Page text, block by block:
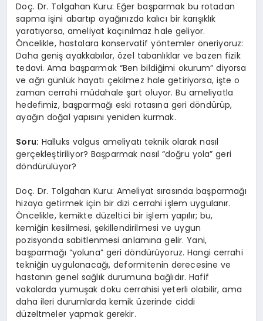
Doç. Dr. Tolgahan Kuru: Eğer başparmak bu rotadan
sapma işini abartıp ayağınızda kalıcı bir karışıklık
yaratıyorsa, ameliyat kaçınılmaz hale geliyor.
Öncelikle, hastalara konservatif yöntemler öneriyoruz:
Daha geniş ayakkabılar, özel tabanlıklar ve bazen fizik
tedavi. Ama başparmak “Ben bildiğimi okurum” diyorsa
ve ağrı günlük hayatı çekilmez hale getiriyorsa, işte o
zaman cerrahi müdahale şart oluyor. Bu ameliyatla
hedefimiz, başparmağı eski rotasına geri döndürüp,
ayağın doğal yapısını yeniden kurmak.
Soru: Halluks valgus ameliyatı teknik olarak nasıl
gerçekleştiriliyor? Başparmak nasıl “doğru yola” geri
döndürülüyor?
Doç. Dr. Tolgahan Kuru: Ameliyat sırasında başparmağı
hizaya getirmek için bir dizi cerrahi işlem uygulanır.
Öncelikle, kemikte düzeltici bir işlem yapılır; bu,
kemiğin kesilmesi, şekillendirilmesi ve uygun
pozisyonda sabitlenmesi anlamına gelir. Yani,
başparmağı “yoluna” geri döndürüyoruz. Hangi cerrahi
tekniğin uygulanacağı, deformitenin derecesine ve
hastanın genel sağlık durumuna bağlıdır. Hafif
vakalarda yumuşak doku cerrahisi yeterli olabilir, ama
daha ileri durumlarda kemik üzerinde ciddi
düzeltmeler yapmak gerekir.